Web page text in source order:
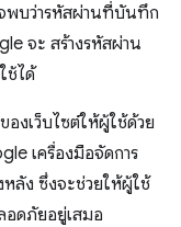
จพบว่ารหัสผ่านที่บันทึก
จะ สร้างรหัสผ่าน
ช้ได้
งเว็บไซต์ให้ผู้ใช้ด้วย
เครื่องมือจัดการ
ลัง ซึ่งจะช่วยให้ผู้ใช้
อดภัยอยู่เสมอ